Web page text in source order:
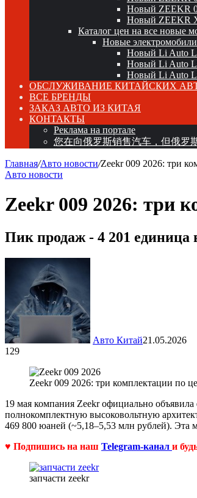
Новый ZEEKR
Новый ZEEKR
Каталог цен на все новые
Новые
Новый Li Auto
Новый Li Auto
Новый Li Auto
ОБСЛУЖИВАНИЕ КИТАЙСКИХ
ВСЕ БРЕНДЫ
ЗАКАЗ АВТО ИЗ КИТАЯ
КОНТАКТЫ
Реклама на портале
您在向俄罗斯销售汽车，但俄罗
Главная/Авто новости/Zeekr 009 2026: три
Авто новости
Zeekr 009 2026: три
Пик продаж - 4 201 единица
Авто Китай21.05.2026
129
Zeekr 009 2026: три комплектации по
19 мая компания Zeekr официально
полнокомплектную высоковольтную
469 800 юаней (~5,18–5,53 млн рублей). Эта
♥ Подпишись на наш Telegram-канал и
запчасти zeekr